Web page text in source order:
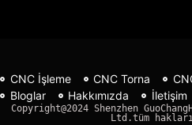
CNC İşleme CNC Torna
Bloglar
Hakkımızda İletişim
Copyright@2024 Shenzhen
Ltd.tüm